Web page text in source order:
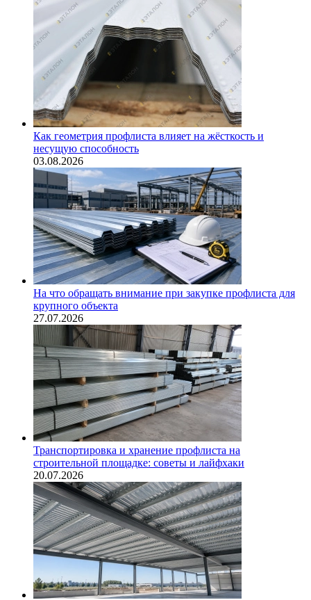
Как геометрия профлиста влияет на жёсткость и
несущую способность
03.08.2026
На что обращать внимание при закупке профлиста для
крупного объекта
27.07.2026
Транспортировка и хранение профлиста на
строительной площадке: советы и лайфхаки
20.07.2026